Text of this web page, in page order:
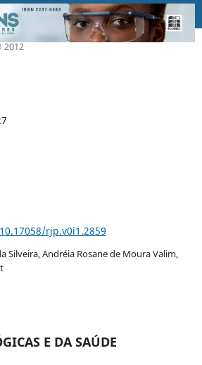
2012
rjp.v0i1.2859
Silveira, Andréia Rosane de Moura Valim,
E DA SAÚDE